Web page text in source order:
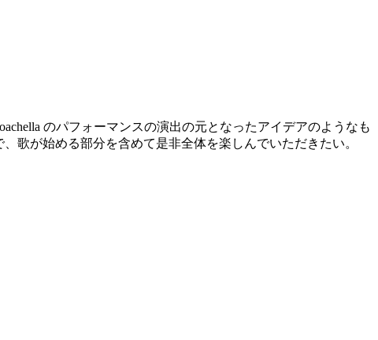
のパフォーマンスの演出の元となったアイデアのようなも
歌が始める部分を含めて是非全体を楽しんでいただきたい。